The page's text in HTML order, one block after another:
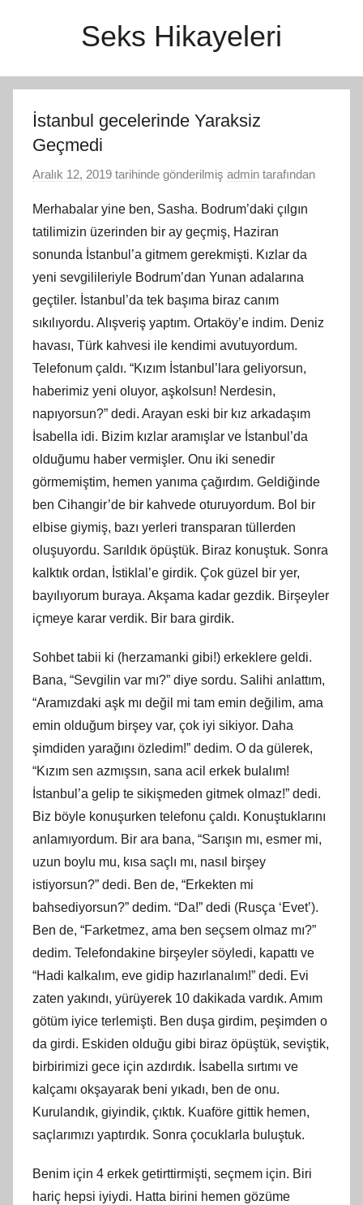
Seks Hikayeleri
İstanbul gecelerinde Yaraksiz
Geçmedi
Aralık 12, 2019 tarihinde gönderilmiş admin tarafından
Merhabalar yine ben, Sasha. Bodrum’daki çılgın
tatilimizin üzerinden bir ay geçmiş, Haziran
sonunda İstanbul’a gitmem gerekmişti. Kızlar da
yeni sevgilileriyle Bodrum’dan Yunan adalarına
geçtiler. İstanbul’da tek başıma biraz canım
sıkılıyordu. Alışveriş yaptım. Ortaköy’e indim. Deniz
havası, Türk kahvesi ile kendimi avutuyordum.
Telefonum çaldı. “Kızım İstanbul’lara geliyorsun,
haberimiz yeni oluyor, aşkolsun! Nerdesin,
napıyorsun?” dedi. Arayan eski bir kız arkadaşım
İsabella idi. Bizim kızlar aramışlar ve İstanbul’da
olduğumu haber vermişler. Onu iki senedir
görmemiştim, hemen yanıma çağırdım. Geldiğinde
ben Cihangir’de bir kahvede oturuyordum. Bol bir
elbise giymiş, bazı yerleri transparan tüllerden
oluşuyordu. Sarıldık öpüştük. Biraz konuştuk. Sonra
kalktık ordan, İstiklal’e girdik. Çok güzel bir yer,
bayılıyorum buraya. Akşama kadar gezdik. Birşeyler
içmeye karar verdik. Bir bara girdik.
Sohbet tabii ki (herzamanki gibi!) erkeklere geldi.
Bana, “Sevgilin var mı?” diye sordu. Salihi anlattım,
“Aramızdaki aşk mı değil mi tam emin değilim, ama
emin olduğum birşey var, çok iyi sikiyor. Daha
şimdiden yarağını özledim!” dedim. O da gülerek,
“Kızım sen azmışsın, sana acil erkek bulalım!
İstanbul’a gelip te sikişmeden gitmek olmaz!” dedi.
Biz böyle konuşurken telefonu çaldı. Konuştuklarını
anlamıyordum. Bir ara bana, “Sarışın mı, esmer mi,
uzun boylu mu, kısa saçlı mı, nasıl birşey
istiyorsun?” dedi. Ben de, “Erkekten mi
bahsediyorsun?” dedim. “Da!” dedi (Rusça ‘Evet’).
Ben de, “Farketmez, ama ben seçsem olmaz mı?”
dedim. Telefondakine birşeyler söyledi, kapattı ve
“Hadi kalkalım, eve gidip hazırlanalım!” dedi. Evi
zaten yakındı, yürüyerek 10 dakikada vardık. Amım
götüm iyice terlemişti. Ben duşa girdim, peşimden o
da girdi. Eskiden olduğu gibi biraz öpüştük, seviştik,
birbirimizi gece için azdırdık. İsabella sırtımı ve
kalçamı okşayarak beni yıkadı, ben de onu.
Kurulandık, giyindik, çıktık. Kuaföre gittik hemen,
saçlarımızı yaptırdık. Sonra çocuklarla buluştuk.
Benim için 4 erkek getirttirmişti, seçmem için. Biri
hariç hepsi iyiydi. Hatta birini hemen gözüme